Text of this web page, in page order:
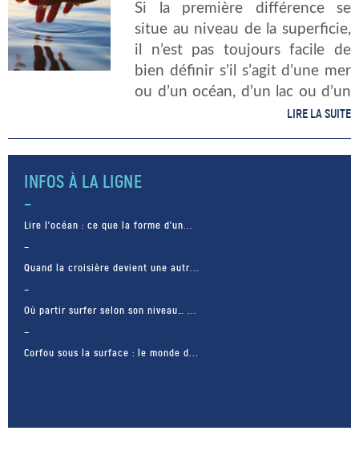
Si la première différence se
situe au niveau de la superficie,
il n’est pas toujours facile de
bien définir s’il s’agit d’une mer
ou d’un océan, d’un lac ou d’un
étang. Il existe même plusieurs
divergences […]
LIRE LA SUITE
INFOS À LA LIGNE
Lire l’océan : ce que la forme d’un...
Quand la croisière devient une autr...
Où partir surfer selon son niveau… ...
Corfou sous la surface : le monde d...